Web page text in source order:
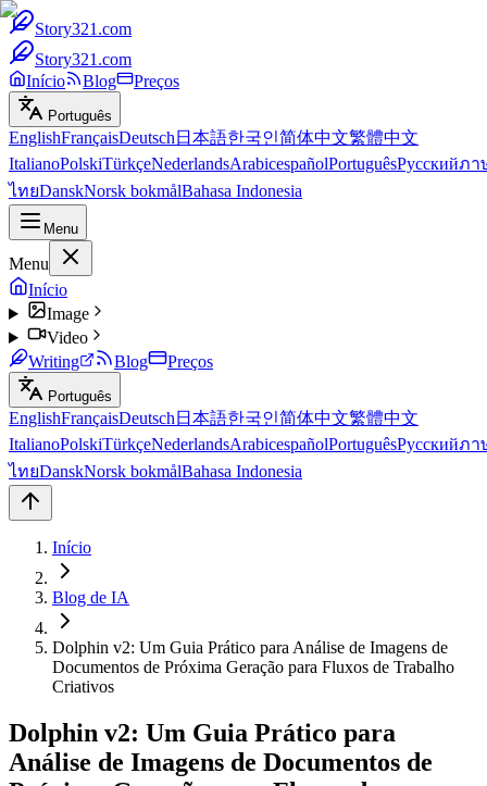
Story321.com
Story321.com
Início
Blog Preços
Português
EnglishFrançaisDeutsch 日本語한국인简体中文繁體中文
ItalianoPolskiTürkçeNederlandsArabicespañolPortuguêsРусскийภา
ไทยDanskNorsk bokmålBahasa Indonesia
Menu
Menu
Início
Image
Video
Writing
Blog Preços
Português
EnglishFrançaisDeutsch 日本語한국인简体中文繁體中文
ItalianoPolskiTürkçeNederlandsArabicespañolPortuguêsРусскийภา
ไทยDanskNorsk bokmålBahasa Indonesia
Início
Blog de IA
Dolphin v2: Um Guia Prático para Análise de Imagens de
Documentos de Próxima Geração para Fluxos de Trabalho
Criativos
Dolphin v2: Um Guia Prático para
Análise de Imagens de Documentos de